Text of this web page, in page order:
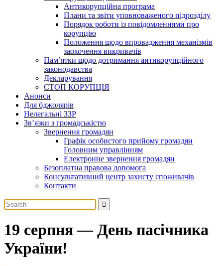
Антикорупційна програма
Плани та звіти уповноваженого підрозділу
Порядок роботи із повідомленнями про
корупцію
Положення щодо впровадження механізмів
заохочення викривачів
Пам’ятки щодо дотримання антикорупційного
законодавства
Декларування
СТОП КОРУПЦІЯ
Анонси
Для бджолярів
Нелегальні ЗЗР
Зв’язки з громадськістю
Звернення громадян
Графік особистого прийому громадян
Головним управлінням
Електронне звернення громадян
Безоплатна правова допомога
Консультативний центр захисту споживачів
Контакти
19 серпня — День пасічника
України!